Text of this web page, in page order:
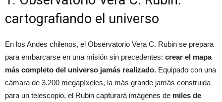
cartografiando el universo
En los Andes chilenos, el Observatorio Vera C. Rubin se prepara
para embarcarse en una misión sin precedentes: crear el mapa
más completo del universo jamás realizado. Equipado con una
cámara de 3.200 megapíxeles, la más grande jamás construida
para un telescopio, el Rubin capturará imágenes de miles de